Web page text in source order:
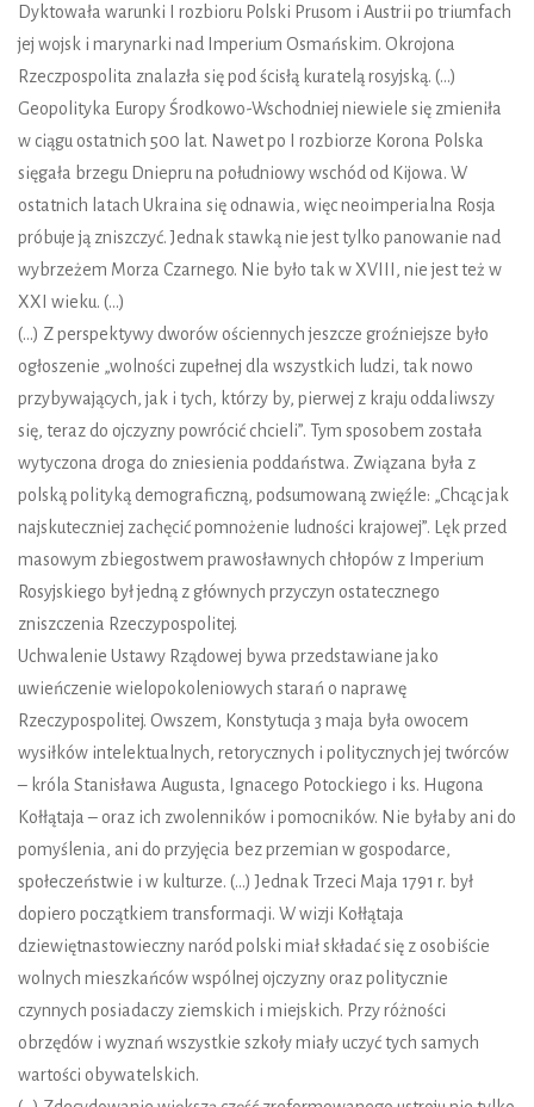
Dyktowała warunki I rozbioru Polski Prusom i Austrii po triumfach
jej wojsk i marynarki nad Imperium Osmańskim. Okrojona
Rzeczpospolita znalazła się pod ścisłą kuratelą rosyjską. (…)
Geopolityka Europy Środkowo-Wschodniej niewiele się zmieniła
w ciągu ostatnich 500 lat. Nawet po I rozbiorze Korona Polska
sięgała brzegu Dniepru na południowy wschód od Kijowa. W
ostatnich latach Ukraina się odnawia, więc neoimperialna Rosja
próbuje ją zniszczyć. Jednak stawką nie jest tylko panowanie nad
wybrzeżem Morza Czarnego. Nie było tak w XVIII, nie jest też w
XXI wieku. (…)
(…) Z perspektywy dworów ościennych jeszcze groźniejsze było
ogłoszenie „wolności zupełnej dla wszystkich ludzi, tak nowo
przybywających, jak i tych, którzy by, pierwej z kraju oddaliwszy
się, teraz do ojczyzny powrócić chcieli”. Tym sposobem została
wytyczona droga do zniesienia poddaństwa. Związana była z
polską polityką demograficzną, podsumowaną zwięźle: „Chcąc jak
najskuteczniej zachęcić pomnożenie ludności krajowej”. Lęk przed
masowym zbiegostwem prawosławnych chłopów z Imperium
Rosyjskiego był jedną z głównych przyczyn ostatecznego
zniszczenia Rzeczypospolitej.
Uchwalenie Ustawy Rządowej bywa przedstawiane jako
uwieńczenie wielopokoleniowych starań o naprawę
Rzeczypospolitej. Owszem, Konstytucja 3 maja była owocem
wysiłków intelektualnych, retorycznych i politycznych jej twórców
– króla Stanisława Augusta, Ignacego Potockiego i ks. Hugona
Kołłątaja – oraz ich zwolenników i pomocników. Nie byłaby ani do
pomyślenia, ani do przyjęcia bez przemian w gospodarce,
społeczeństwie i w kulturze. (…) Jednak Trzeci Maja 1791 r. był
dopiero początkiem transformacji. W wizji Kołłątaja
dziewiętnastowieczny naród polski miał składać się z osobiście
wolnych mieszkańców wspólnej ojczyzny oraz politycznie
czynnych posiadaczy ziemskich i miejskich. Przy różności
obrzędów i wyznań wszystkie szkoły miały uczyć tych samych
wartości obywatelskich.